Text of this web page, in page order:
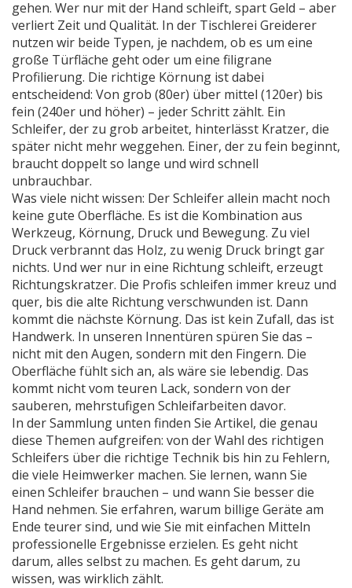
gehen. Wer nur mit der Hand schleift, spart Geld – aber
verliert Zeit und Qualität. In der Tischlerei Greiderer
nutzen wir beide Typen, je nachdem, ob es um eine
große Türfläche geht oder um eine filigrane
Profilierung. Die richtige Körnung ist dabei
entscheidend: Von grob (80er) über mittel (120er) bis
fein (240er und höher) – jeder Schritt zählt. Ein
Schleifer, der zu grob arbeitet, hinterlässt Kratzer, die
später nicht mehr weggehen. Einer, der zu fein beginnt,
braucht doppelt so lange und wird schnell
unbrauchbar.
Was viele nicht wissen: Der Schleifer allein macht noch
keine gute Oberfläche. Es ist die Kombination aus
Werkzeug, Körnung, Druck und Bewegung. Zu viel
Druck verbrannt das Holz, zu wenig Druck bringt gar
nichts. Und wer nur in eine Richtung schleift, erzeugt
Richtungskratzer. Die Profis schleifen immer kreuz und
quer, bis die alte Richtung verschwunden ist. Dann
kommt die nächste Körnung. Das ist kein Zufall, das ist
Handwerk. In unseren Innentüren spüren Sie das –
nicht mit den Augen, sondern mit den Fingern. Die
Oberfläche fühlt sich an, als wäre sie lebendig. Das
kommt nicht vom teuren Lack, sondern von der
sauberen, mehrstufigen Schleifarbeiten davor.
In der Sammlung unten finden Sie Artikel, die genau
diese Themen aufgreifen: von der Wahl des richtigen
Schleifers über die richtige Technik bis hin zu Fehlern,
die viele Heimwerker machen. Sie lernen, wann Sie
einen Schleifer brauchen – und wann Sie besser die
Hand nehmen. Sie erfahren, warum billige Geräte am
Ende teurer sind, und wie Sie mit einfachen Mitteln
professionelle Ergebnisse erzielen. Es geht nicht
darum, alles selbst zu machen. Es geht darum, zu
wissen, was wirklich zählt.